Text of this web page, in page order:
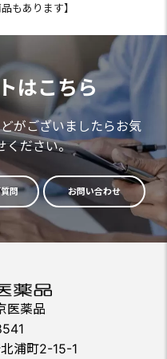
もあります】
はこちら
がございましたらお気
ください。
問 お問い合わせ
医薬品
浦町2-15-1